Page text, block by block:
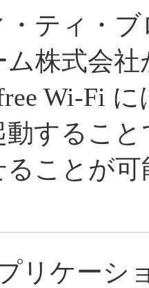
・ティ・
株式会社
Wi-Fi
動するこ
ることが
リケーシ